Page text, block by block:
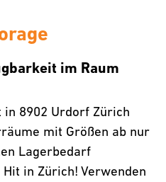
im Raum
8902 Urdorf Zürich
mit Größen ab nur
Lagerbedarf
in Zürich! Verwenden